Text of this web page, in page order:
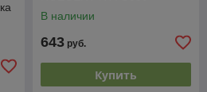
В наличии
643 руб.
Купить